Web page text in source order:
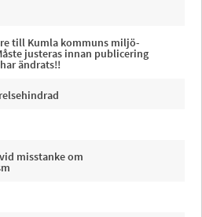
till Kumla kommuns miljö-
justeras innan publicering
ändrats!!
misstanke om